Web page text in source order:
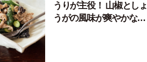
うりが主役！ 山椒としょ
うがの風味が爽やかな、